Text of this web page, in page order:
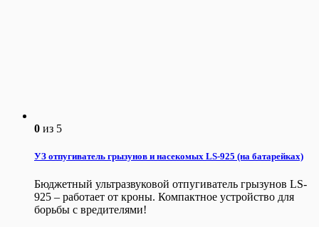
0 из 5
УЗ отпугиватель грызунов и насекомых LS-925 (на батарейках)
Бюджетный ультразвуковой отпугиватель грызунов LS-
925 – работает от кроны. Компактное устройство для
борьбы с вредителями!